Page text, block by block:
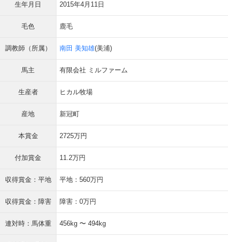
生年月日 2015年4月11日
毛色 鹿毛
調教師（所属） 南田 美知雄(美浦)
馬主 有限会社 ミルファーム
生産者 ヒカル牧場
産地 新冠町
本賞金 2725万円
付加賞金 11.2万円
収得賞金：平地 平地：560万円
収得賞金：障害 障害：0万円
連対時：馬体重 456kg 〜 494kg